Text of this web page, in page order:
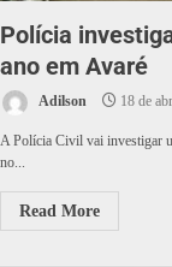
Polícia
ano em Avaré
Adilson 18 de
A Polícia Civil vai investigar
no...
Read More